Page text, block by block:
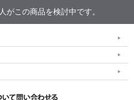
人がこの商品を検討中です。